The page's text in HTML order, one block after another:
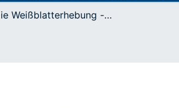
Die Weißblatterhebung - ein Instrument zur Erhebung des Vorwissens von Kindern zu geometrischen Begriffen in der Grundschule ; in: Tagungsband Arbeitskreis Geometrie in der GDM